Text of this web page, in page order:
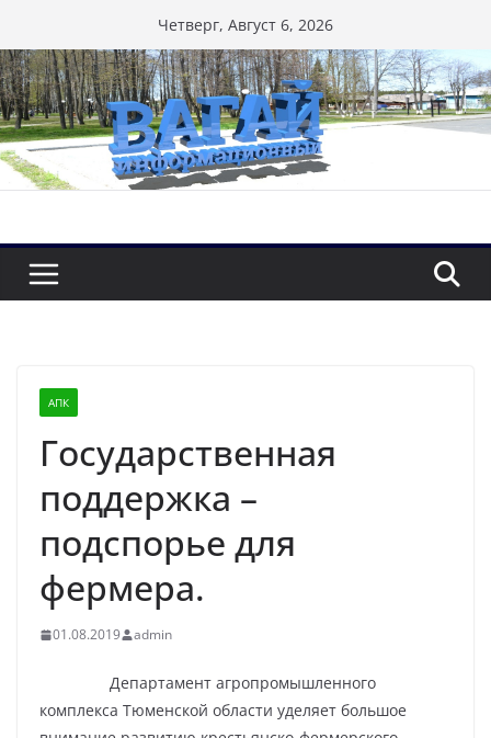
к
содержимому
Четверг, Август 6, 2026
АПК
Государственная
поддержка –
подспорье для
фермера.
01.08.2019 admin
Департамент агропромышленного
комплекса Тюменской области уделяет большое